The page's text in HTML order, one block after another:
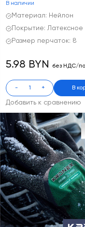
В наличии
Материал: Нейлон
Покрытие: Латексное
Размер перчаток: 8
Добавить к сравнению
5.98 BYN без НДС/
- + В